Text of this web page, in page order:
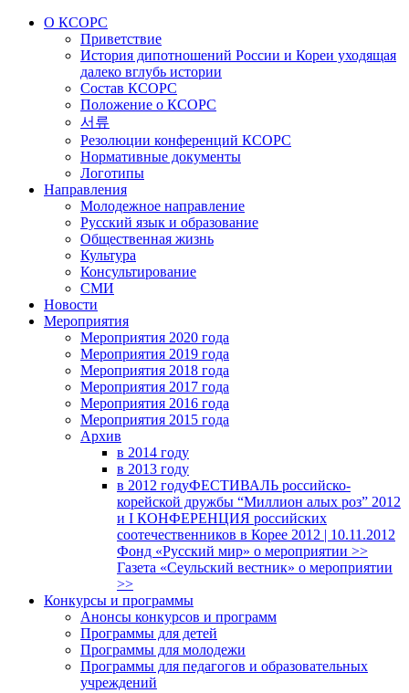
О КСОРС
Приветствие
История дипотношений России и Кореи уходящая
далеко вглубь истории
Состав КСОРС
Положение о КСОРС
서류
Резолюции конференций КСОРС
Нормативные документы
Логотипы
Направления
Молодежное направление
Русский язык и образование
Общественная жизнь
Культура
Консультирование
СМИ
Новости
Мероприятия
Мероприятия 2020 года
Мероприятия 2019 года
Мероприятия 2018 годa
Мероприятия 2017 года
Мероприятия 2016 года
Мероприятия 2015 года
Архив
в 2014 году
в 2013 году
в 2012 годуФЕСТИВАЛЬ российско-
корейской дружбы “Миллион алых роз” 2012
и I КОНФЕРЕНЦИЯ российских
соотечественников в Корее 2012 | 10.11.2012
Фонд «Русский мир» о мероприятии >>
Газета «Сеульский вестник» о мероприятии
>>
Конкурсы и программы
Анонсы конкурсов и программ
Программы для детей
Программы для молодежи
Программы для педагогов и образовательных
учреждений